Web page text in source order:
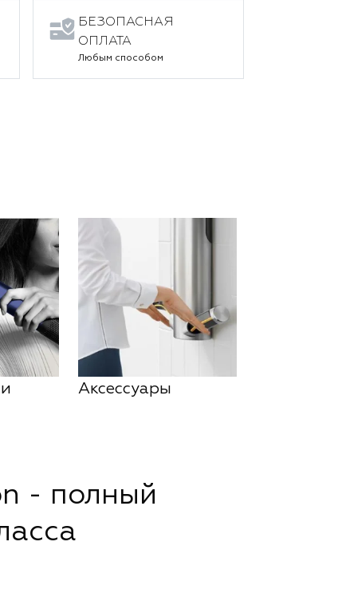
БЕЗОПАСНАЯ
ОПЛАТА
Любым способом
Аксессуары
- полный